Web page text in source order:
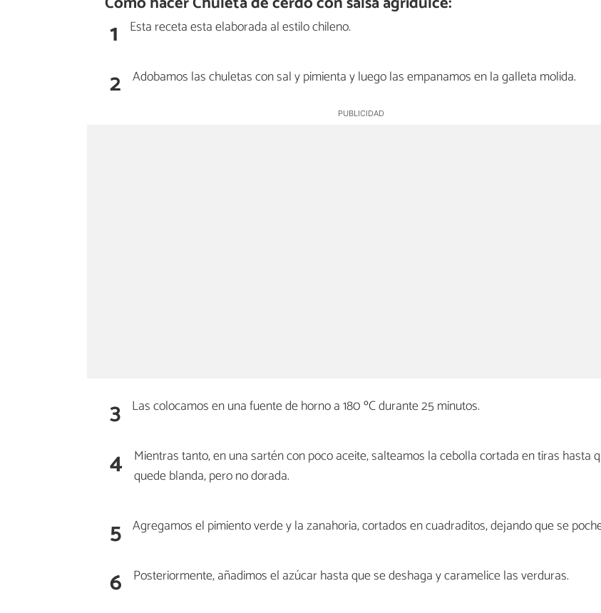
1 Esta receta esta elaborada al estilo chileno.
2 Adobamos las chuletas con sal y pimienta y luego las empanamos en la galleta molida.
3 Las colocamos en una fuente de horno a 180 ºC durante 25 minutos.
4 Mientras tanto, en una sartén con poco aceite, salteamos la cebolla cortada en tiras hasta
quede blanda, pero no dorada.
5 Agregamos el pimiento verde y la zanahoria, cortados en cuadraditos, dejando que se
6 Posteriormente, añadimos el azúcar hasta que se deshaga y caramelice las verduras.